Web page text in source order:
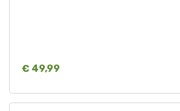
€ 49,99